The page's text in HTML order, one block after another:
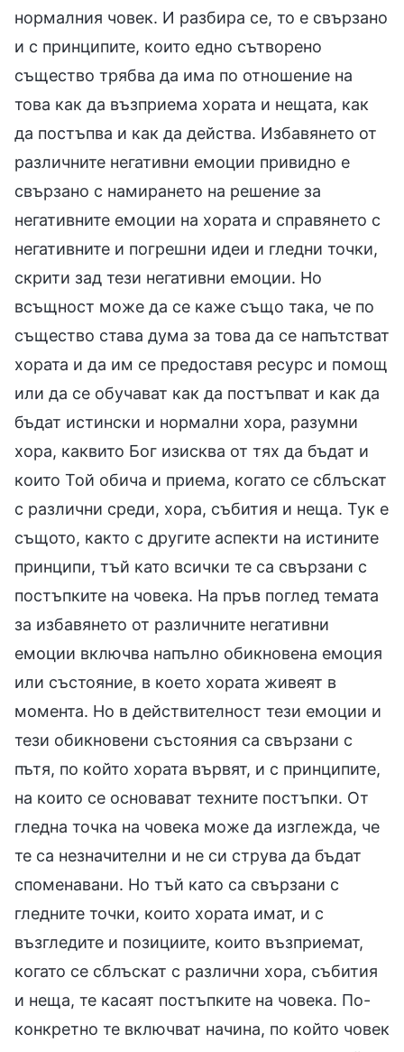
нормалния човек. И разбира се, то е свързано
и с принципите, които едно сътворено
същество трябва да има по отношение на
това как да възприема хората и нещата, как
да постъпва и как да действа. Избавянето от
различните негативни емоции привидно е
свързано с намирането на решение за
негативните емоции на хората и справянето с
негативните и погрешни идеи и гледни точки,
скрити зад тези негативни емоции. Но
всъщност може да се каже също така, че по
същество става дума за това да се напътстват
хората и да им се предоставя ресурс и помощ
или да се обучават как да постъпват и как да
бъдат истински и нормални хора, разумни
хора, каквито Бог изисква от тях да бъдат и
които Той обича и приема, когато се сблъскат
с различни среди, хора, събития и неща. Тук е
същото, както с другите аспекти на истините
принципи, тъй като всички те са свързани с
постъпките на човека. На пръв поглед темата
за избавянето от различните негативни
емоции включва напълно обикновена емоция
или състояние, в което хората живеят в
момента. Но в действителност тези емоции и
тези обикновени състояния са свързани с
пътя, по който хората вървят, и с принципите,
на които се основават техните постъпки. От
гледна точка на човека може да изглежда, че
те са незначителни и не си струва да бъдат
споменавани. Но тъй като са свързани с
гледните точки, които хората имат, и с
възгледите и позициите, които възприемат,
когато се сблъскат с различни хора, събития
и неща, те касаят постъпките на човека. По-
конкретно те включват начина, по който човек